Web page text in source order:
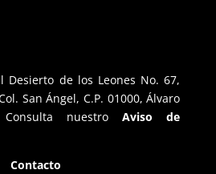
Desierto de los Leones No. 67,
San Ángel, C.P. 01000, Álvaro
nuestro
Aviso de
Contacto